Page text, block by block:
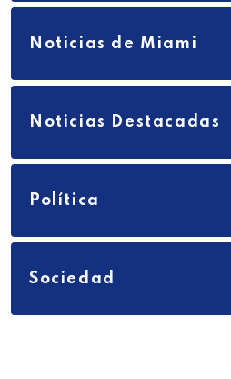
Noticias de Miami
Noticias Destacadas
Política
Sociedad